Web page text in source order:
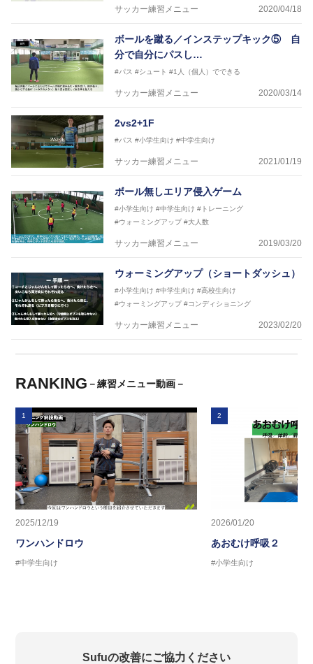
サッカー練習メニュー 2020/04/18
ボールを蹴る／インステップキック⑤ 自
分で自分にパスし…
#パス #シュート #1人（個人）でできる
サッカー練習メニュー 2020/03/14
2vs2+1F
#パス #小学生向け #中学生向け
サッカー練習メニュー 2021/01/19
ボール無しエリア侵入ゲーム
#小学生向け #中学生向け #トレーニング
#ウォーミングアップ #大人数
サッカー練習メニュー 2019/03/20
ウォーミングアップ（ショートダッシュ）
#小学生向け #中学生向け #高校生向け
#ウォーミングアップ #コンディショニング
サッカー練習メニュー 2023/02/20
RANKING －練習メニュー動画－
1
2025/12/19
ワンハンドロウ
#中学生向け
2
2026/01/20
あおむけ呼吸２
#小学生向け
Sufuの改善にご協力ください